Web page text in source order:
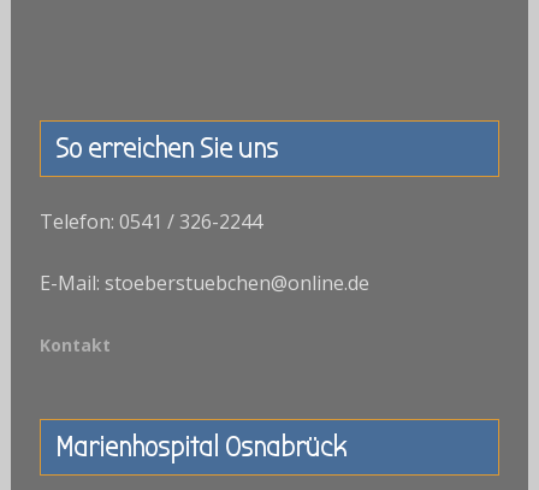
So erreichen Sie uns
Telefon: 0541 / 326-2244
E-Mail: stoeberstuebchen@online.de
Kontakt
Marienhospital Osnabrück